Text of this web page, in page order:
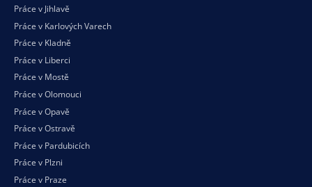
Práce v Jihlavě
Práce v Karlových Varech
Práce v Kladně
Práce v Liberci
Práce v Mostě
Práce v Olomouci
Práce v Opavě
Práce v Ostravě
Práce v Pardubicích
Práce v Plzni
Práce v Praze